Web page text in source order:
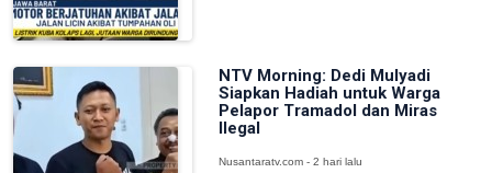
NTV Morning: Dedi Mulyadi
Siapkan Hadiah untuk Warga
Pelapor Tramadol dan Miras
Ilegal
Nusantaratv.com - 2 hari lalu